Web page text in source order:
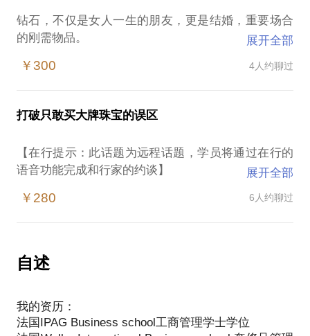
分享珠宝搭配的雷区与禁区以及珠宝购买小知识
成为您珠宝搭配的小顾问，轻松应对各类人
钻石，不仅是女人一生的朋友，更是结婚，重要场合
的刚需物品。
而却步，更别提多买几颗、或是几个不同的款式。但
不用担心，今天课堂将和您分享：
钻石的特色与简介
展开全部
￥300 4人约聊过
打破只敢买大牌珠宝的误区
【在行提示：此话题为远程话题，学员将通过在行的
语音功能完成和行家的约谈】
别人撞上同款而感到糟心；时常找不到适合自己的大
教你打破只敢买大牌珠宝的误区
不用再和别人撞上大牌首饰
展开全部
￥280 6人约聊过
自述
我的资历：
法国IPAG Business school工商管理学士学位